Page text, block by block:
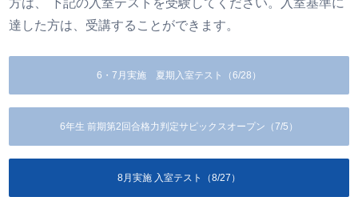
方は、 下記の入室テストを受験してください。入室基準に
達した方は、受講することができます。
6・7月実施 夏期入室テスト（6/28）
6年生 前期第2回合格力判定サピックスオープン（7/5）
8月実施 入室テスト（8/27）